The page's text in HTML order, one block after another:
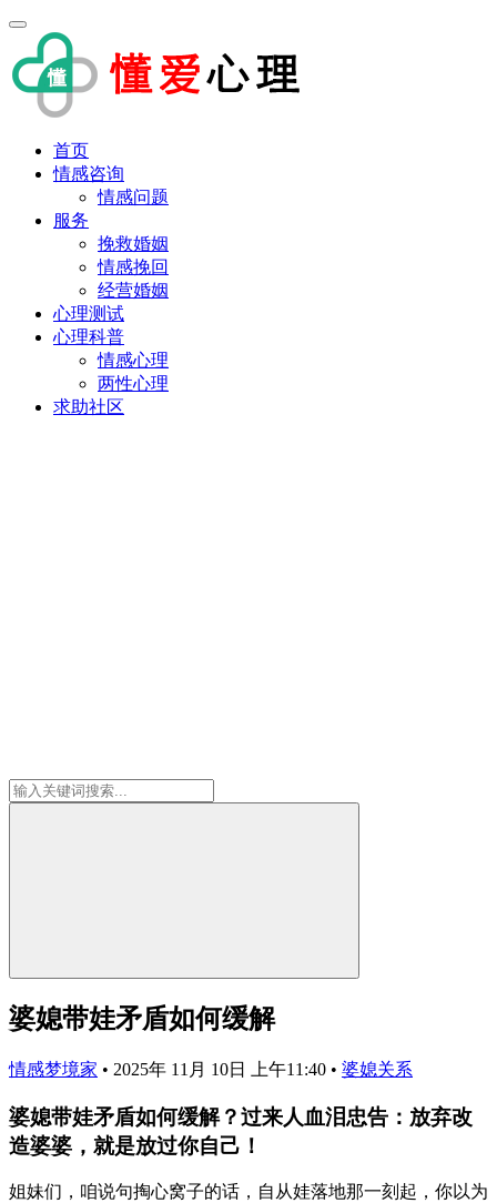
首页
情感咨询
情感问题
服务
挽救婚姻
情感挽回
经营婚姻
心理测试
心理科普
情感心理
两性心理
求助社区
婆媳带娃矛盾如何缓解
情感梦境家 • 2025年 11月 10日 上午11:40 • 婆媳关系
婆媳带娃矛盾如何缓解？过来人血泪忠告：放弃改
造婆婆，就是放过你自己！
姐妹们，咱说句掏心窝子的话，自从娃落地那一刻起，你以为